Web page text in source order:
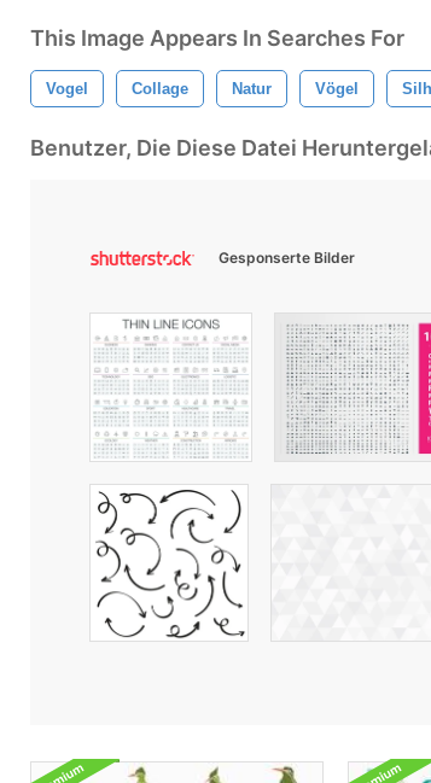
This Image Appears In Searches For
Vogel Collage Natur Vögel
Benutzer, Die Diese Datei
Gesponserte Bilder